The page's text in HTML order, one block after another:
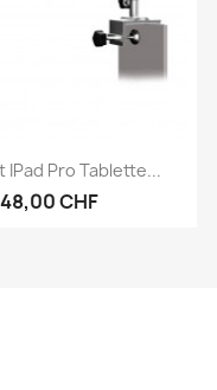
rapide
IPad Pro Tablette...
48,00 CHF